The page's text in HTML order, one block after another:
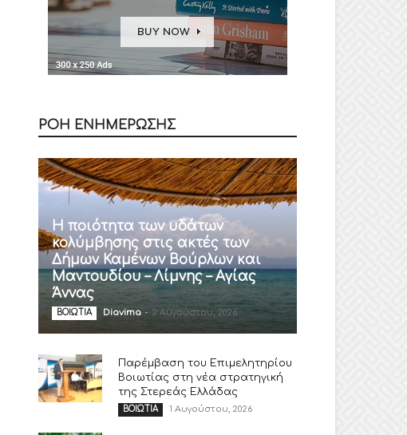
ΡΟΗ ΕΝΗΜΕΡΩΣΗΣ
Η ποιότητα των υδάτων
κολύμβησης στις ακτές των
Δήμων Καμένων Βούρλων και
Μαντουδίου – Λίμνης – Αγίας
Άννας
ΒΟΙΩΤΙΑ Diavima - 2 Αυγούστου, 2026
Παρέμβαση του Επιμελητηρίου
Βοιωτίας στη νέα στρατηγική
της Στερεάς Ελλάδας
ΒΟΙΩΤΙΑ 1 Αυγούστου, 2026